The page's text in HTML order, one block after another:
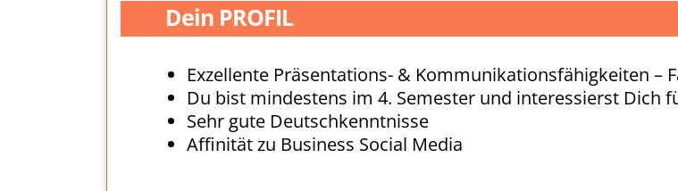
Dein PROFIL
Exzellente Präsentations- & Kommunikationsfähigkeiten –
Du bist mindestens im 4. Semester und interessierst Dich
Sehr gute Deutschkenntnisse
Affinität zu Business Social Media